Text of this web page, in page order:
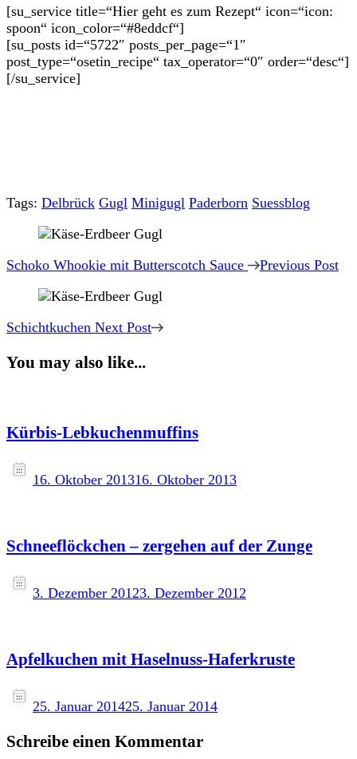
[su_service title=“Hier geht es zum Rezept“ icon=“icon:
spoon“ icon_color=“#8eddcf“]
[su_posts id=“5722″ posts_per_page=“1″
post_type=“osetin_recipe“ tax_operator=“0″ order=“desc“]
[/su_service]
Tags: Delbrück Gugl Minigugl Paderborn Suessblog
Post
Navigation
Schoko Whookie mit Butterscotch Sauce Previous Post
Schichtkuchen Next Post
You may also like...
Kürbis-Lebkuchenmuffins
16. Oktober 201316. Oktober 2013
Schneeflöckchen – zergehen auf der Zunge
3. Dezember 20123. Dezember 2012
Apfelkuchen mit Haselnuss-Haferkruste
25. Januar 201425. Januar 2014
Schreibe einen Kommentar